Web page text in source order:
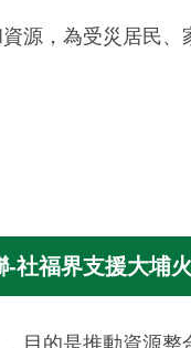
源，為受災居民、
-社福界支援大埔